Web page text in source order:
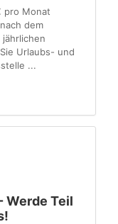
pro Monat
dem
Urlaubs- und
...
Werde Teil